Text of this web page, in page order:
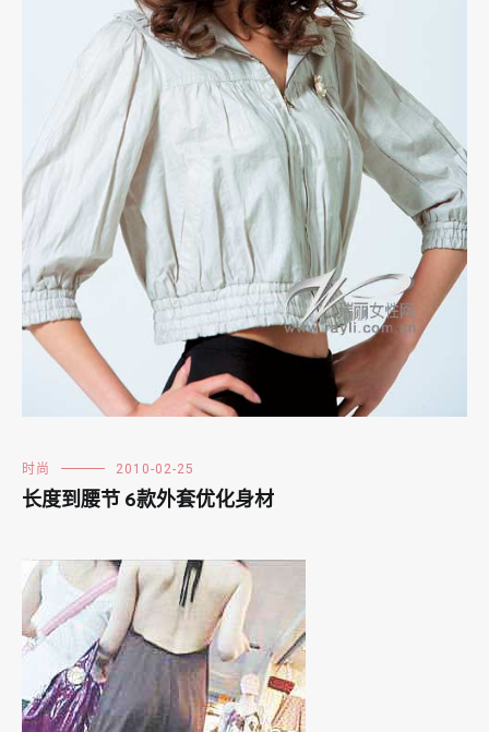
时尚 2010-02-25
长度到腰节 6款外套优化身材